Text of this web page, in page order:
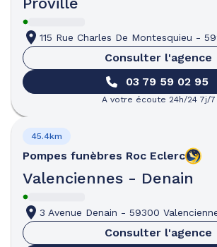
115 Rue Charles De Montesquieu -
Consulter l'agence
03 79 59 02 95
A votre écoute 24h/24 7j/7
Pompes funèbres Roc Eclerc
Valenciennes - Denain
45.4km
3 Avenue Denain - 59300
Consulter l'agence